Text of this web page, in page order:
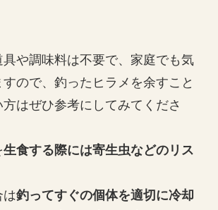
具や調味料は不要で、家庭でも気
ので、釣ったヒラメを余すこと
はぜひ参考にしてみてくださ
生食する際には寄生虫などのリス
は釣ってすぐの個体を適切に冷却